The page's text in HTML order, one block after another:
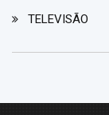
TELEVISÃO